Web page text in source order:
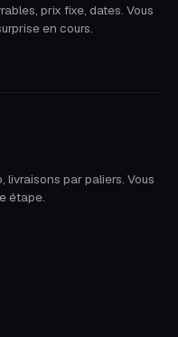
prix fixe, dates. Vous
en cours.
par paliers. Vous
étape.